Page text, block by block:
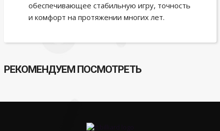
обеспечивающее стабильную игру, точность
и комфорт на протяжении многих лет.
РЕКОМЕНДУЕМ ПОСМОТРЕТЬ